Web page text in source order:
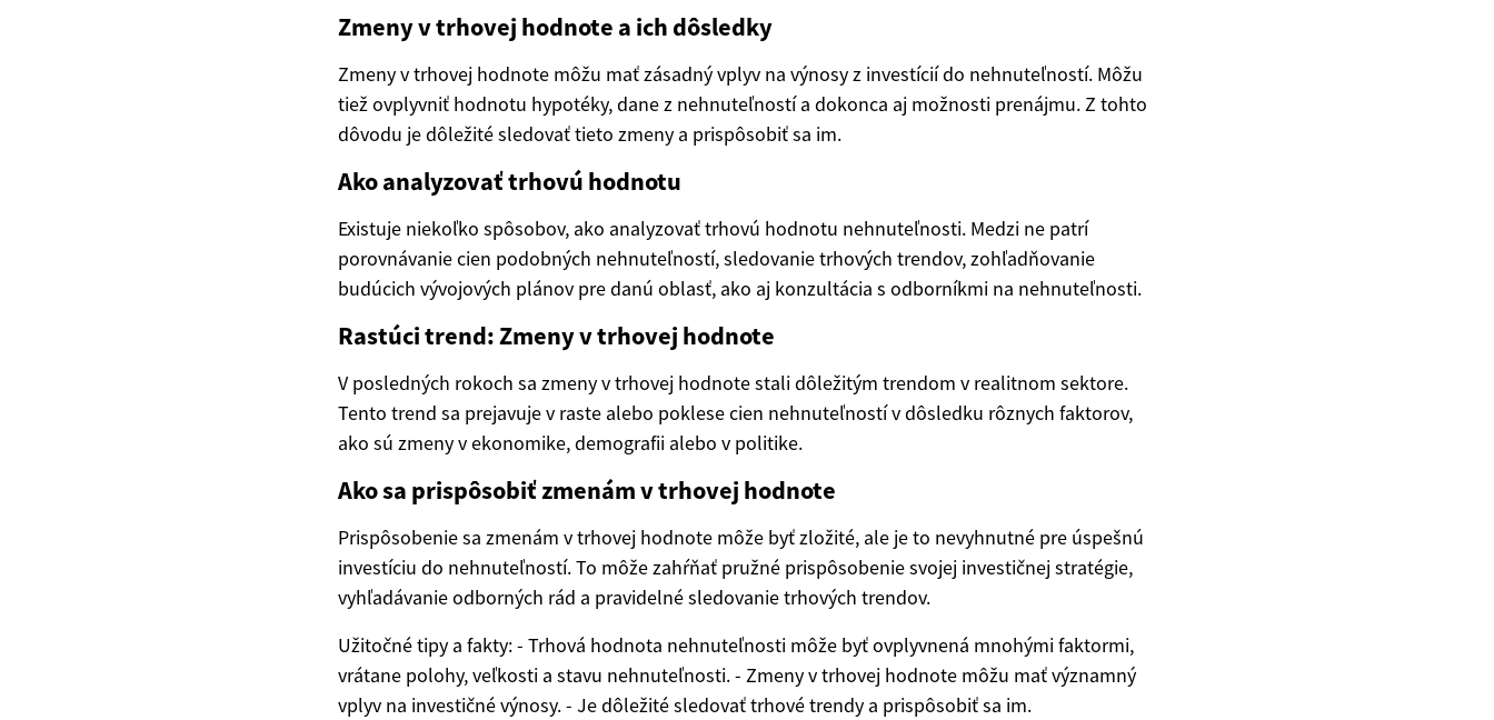
Zmeny v trhovej hodnote a ich dôsledky
Zmeny v trhovej hodnote môžu mať zásadný vplyv na výnosy z investícií do nehnuteľností. Môžu
tiež ovplyvniť hodnotu hypotéky, dane z nehnuteľností a dokonca aj možnosti prenájmu. Z tohto
dôvodu je dôležité sledovať tieto zmeny a prispôsobiť sa im.
Ako analyzovať trhovú hodnotu
Existuje niekoľko spôsobov, ako analyzovať trhovú hodnotu nehnuteľnosti. Medzi ne patrí
porovnávanie cien podobných nehnuteľností, sledovanie trhových trendov, zohľadňovanie
budúcich vývojových plánov pre danú oblasť, ako aj konzultácia s odborníkmi na nehnuteľnosti.
Rastúci trend: Zmeny v trhovej hodnote
V posledných rokoch sa zmeny v trhovej hodnote stali dôležitým trendom v realitnom sektore.
Tento trend sa prejavuje v raste alebo poklese cien nehnuteľností v dôsledku rôznych faktorov,
ako sú zmeny v ekonomike, demografii alebo v politike.
Ako sa prispôsobiť zmenám v trhovej hodnote
Prispôsobenie sa zmenám v trhovej hodnote môže byť zložité, ale je to nevyhnutné pre úspešnú
investíciu do nehnuteľností. To môže zahŕňať pružné prispôsobenie svojej investičnej stratégie,
vyhľadávanie odborných rád a pravidelné sledovanie trhových trendov.
Užitočné tipy a fakty: - Trhová hodnota nehnuteľnosti môže byť ovplyvnená mnohými faktormi,
vrátane polohy, veľkosti a stavu nehnuteľnosti. - Zmeny v trhovej hodnote môžu mať významný
vplyv na investičné výnosy. - Je dôležité sledovať trhové trendy a prispôsobiť sa im.